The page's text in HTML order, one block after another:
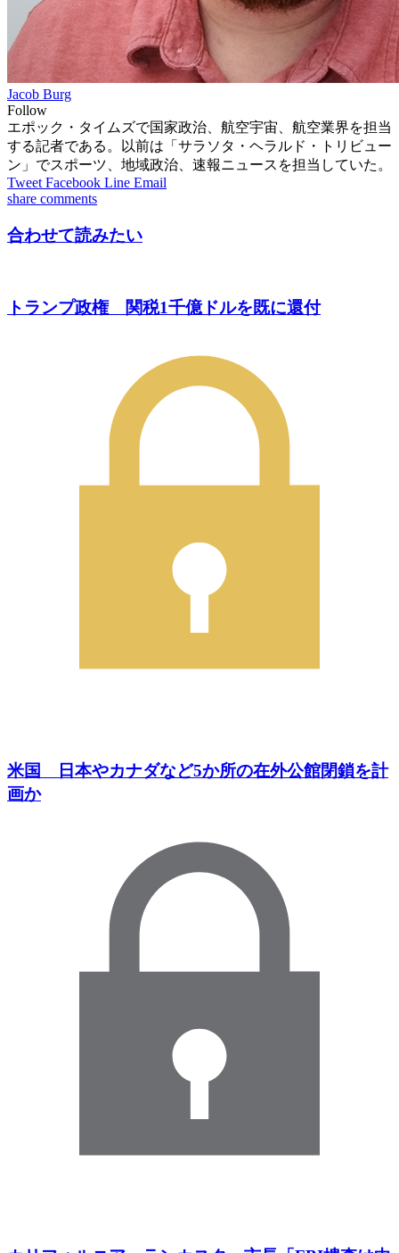
Jacob Burg
Follow
エポック・タイムズで国家政治、航空宇宙、航空業界を担当
する記者である。以前は「サラソタ・ヘラルド・トリビュー
ン」でスポーツ、地域政治、速報ニュースを担当していた。
Tweet Facebook Line Email
share comments
合わせて読みたい
トランプ政権 関税1千億ドルを既に還付
米国 日本やカナダなど5か所の在外公館閉鎖を計
画か